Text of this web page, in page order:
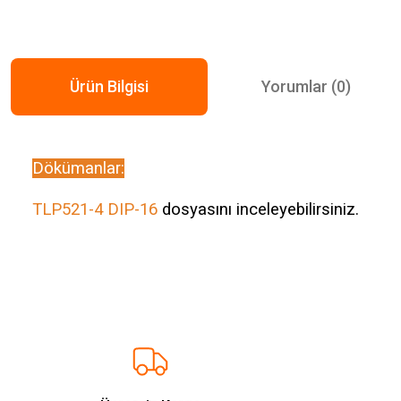
Ürün Bilgisi Yorumlar (0)
Dökümanlar:
TLP521-4 DIP-16 dosyasını inceleyebilirsiniz.
Ürün resmi kalitesiz, bozuk veya görüntülenemiyor.
Ürün açıklamasında eksik bilgiler bulunuyor.